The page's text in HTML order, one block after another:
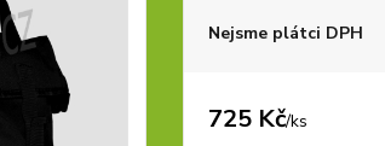
Nejsme plátci DPH
725 Kč/ks